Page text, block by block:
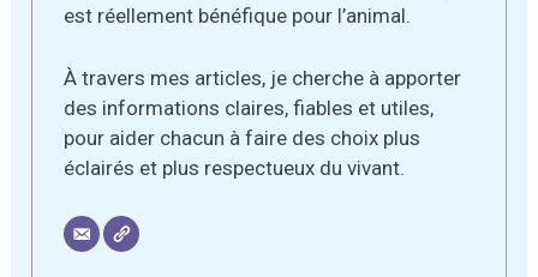
est réellement bénéfique pour l’animal.
À travers mes articles, je cherche à apporter
des informations claires, fiables et utiles,
pour aider chacun à faire des choix plus
éclairés et plus respectueux du vivant.